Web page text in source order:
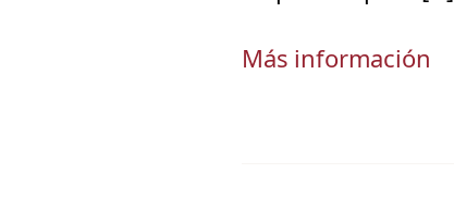
Más información